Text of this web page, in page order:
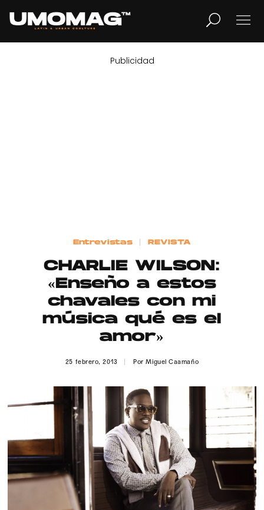
LIFESTYLE
Contacto
Aviso Legal
© 2015-2022 UMOMAG. PROPIEDAD DE UMO agency. TODOS LOS
DERECHOS RESERVADOS.
Publicidad
Entrevistas REVISTA
CHARLIE WILSON:
«Enseño a estos
chavales con mi
música qué es el
amor»
25 febrero, 2013 PorMiguel Caamaño